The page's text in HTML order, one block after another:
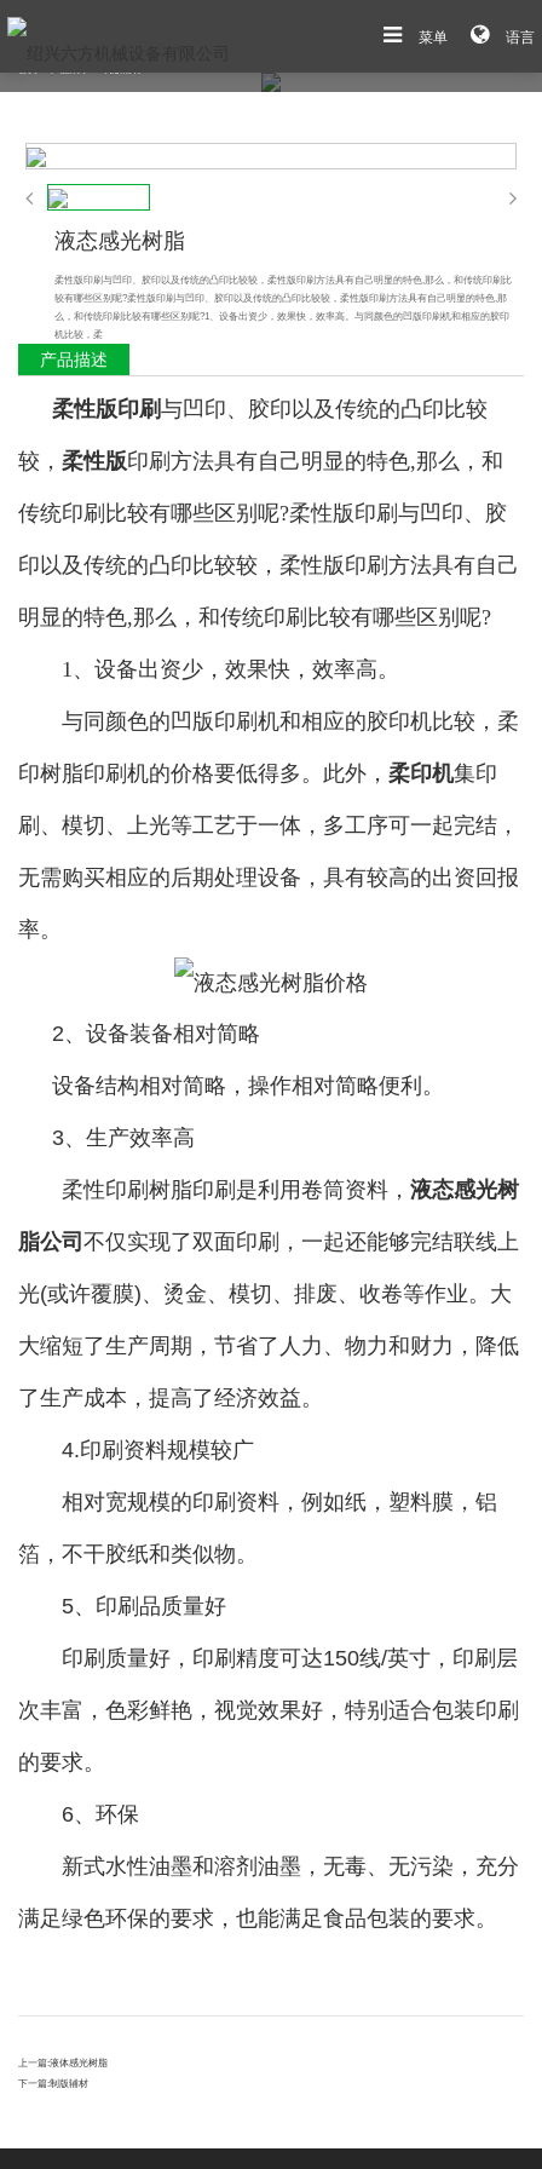
菜单 语言
液态感光树脂
柔性版印刷与凹印、胶印以及传统的凸印比较较，柔性版印刷方法具有自己明显的特色,那么，和传统印刷比
较有哪些区别呢?柔性版印刷与凹印、胶印以及传统的凸印比较较，柔性版印刷方法具有自己明显的特色,那
么，和传统印刷比较有哪些区别呢?1、设备出资少，效果快，效率高。与同颜色的凹版印刷机和相应的胶印
机比较，柔
产品描述
柔性版印刷与凹印、胶印以及传统的凸印比较
较， 柔性版印刷方法具有自己明显的特色,那么，和
传统印刷比较有哪些区别呢?柔性版印刷与凹印、胶
印以及传统的凸印比较较，柔性版印刷方法具有自己
明显的特色,那么，和传统印刷比较有哪些区别呢?
1、设备出资少，效果快，效率高。
与同颜色的凹版印刷机和相应的胶印机比较，柔
印树脂印刷机的价格要低得多。此外， 柔印机集印
刷、模切、上光等工艺于一体，多工序可一起完结，
无需购买相应的后期处理设备，具有较高的出资回报
率。
2、设备装备相对简略
设备结构相对简略，操作相对简略便利。
3、生产效率高
柔性印刷树脂印刷是利用卷筒资料， 液态感光树
脂公司 不仅实现了双面印刷，一起还能够完结联线上
光(或许覆膜)、烫金、模切、排废、收卷等作业。大
大缩短了生产周期，节省了人力、物力和财力，降低
了生产成本，提高了经济效益。
4.印刷资料规模较广
相对宽规模的印刷资料，例如纸，塑料膜，铝
箔，不干胶纸和类似物。
5、印刷品质量好
印刷质量好，印刷精度可达150线/英寸，印刷层
次丰富，色彩鲜艳，视觉效果好，特别适合包装印刷
的要求。
6、环保
新式水性油墨和溶剂油墨，无毒、无污染，充分
满足绿色环保的要求，也能满足食品包装的要求。
上一篇:液体感光树脂
下一篇:制版辅材